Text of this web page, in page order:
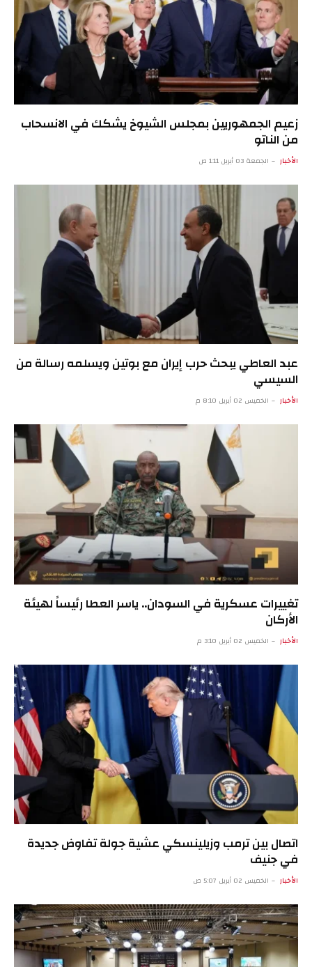
زعيم الجمهوريين بمجلس الشيوخ يشكك في الانسحاب
من الناتو
الأخبار الجمعة 03 أبريل 1:11 ص
عبد العاطي يبحث حرب إيران مع بوتين ويسلمه رسالة من
السيسي
الأخبار الخميس 02 أبريل 8:10 م
تغييرات عسكرية في السودان.. ياسر العطا رئيساً لهيئة
الأركان
الأخبار الخميس 02 أبريل 3:10 م
اتصال بين ترمب وزيلينسكي عشية جولة تفاوض جديدة
في جنيف
الأخبار الخميس 02 أبريل 5:07 ص